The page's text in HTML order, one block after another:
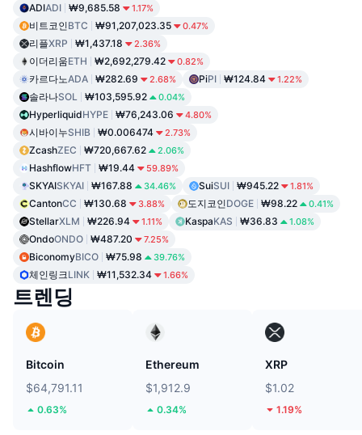
ADIADI ₩9,685.58 1.17%
비트코인BTC ₩91,207,023.35 0.47%
리플XRP ₩1,437.18 2.36%
이더리움ETH ₩2,692,279.42 0.82%
카르다노ADA ₩282.69 2.68% PiPI ₩124.84 1.22%
솔라나SOL ₩103,595.92 0.04%
HyperliquidHYPE ₩76,243.06 4.80%
시바이누SHIB ₩0.006474 2.73%
ZcashZEC ₩720,667.62 2.06%
HashflowHFT ₩19.44 59.89%
SKYAISKYAI ₩167.88 34.46% SuiSUI ₩945.22 1.81%
CantonCC ₩130.68 3.88% 도지코인DOGE ₩98.22 0.41%
StellarXLM ₩226.94 1.11% KaspaKAS ₩36.83 1.08%
OndoONDO ₩487.20 7.25%
BiconomyBICO ₩75.98 39.76%
체인링크LINK ₩11,532.34 1.66%
트렌딩
Bitcoin
$64,791.11
0.63%
Ethereum
$1,912.9
0.34%
XRP
$1.02
1.19%